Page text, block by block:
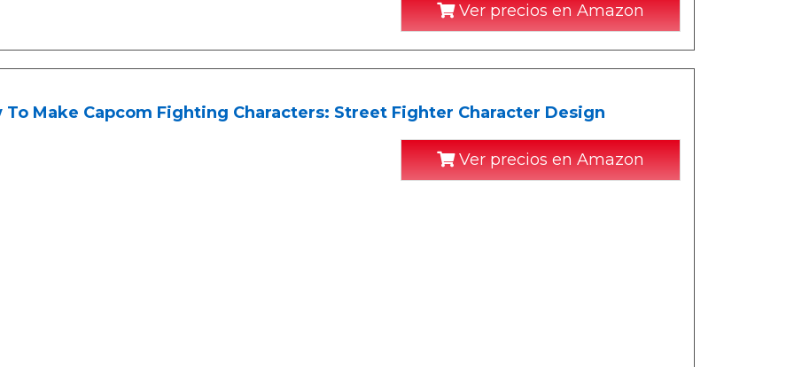
Ver precios en Amazon
To Make Capcom Fighting Characters: Street Fighter Character Design
Ver precios en Amazon